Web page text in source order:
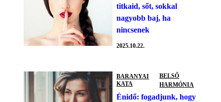
titkaid, sőt, sokkal
nagyobb baj, ha
nincsenek
2025.10.22.
BARANYAI
KATA
BELSŐ
HARMÓNIA
Énidő: fogadjunk, hogy